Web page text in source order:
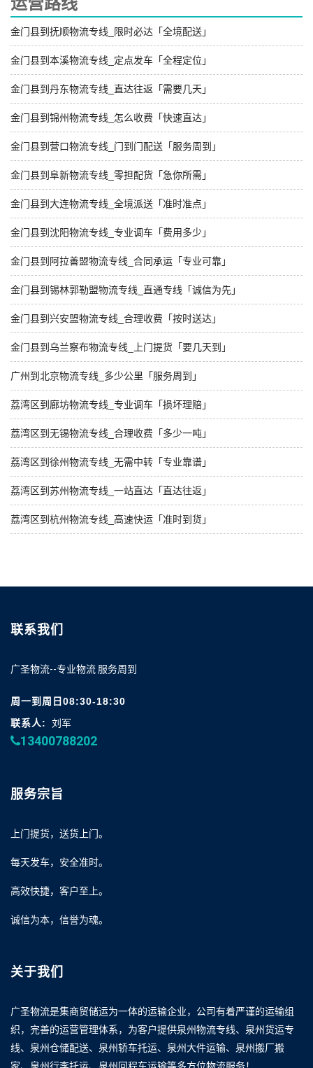
金门县到抚顺物流专线_限时必达「全境配送」
金门县到本溪物流专线_定点发车「全程定位」
金门县到丹东物流专线_直达往返「需要几天」
金门县到锦州物流专线_怎么收费「快速直达」
金门县到营口物流专线_门到门配送「服务周到」
金门县到阜新物流专线_零担配货「急你所需」
金门县到大连物流专线_全境派送「准时准点」
金门县到沈阳物流专线_专业调车「费用多少」
金门县到阿拉善盟物流专线_合同承运「专业可靠」
金门县到锡林郭勒盟物流专线_直通专线「诚信为先」
金门县到兴安盟物流专线_合理收费「按时送达」
金门县到乌兰察布物流专线_上门提货「要几天到」
广州到北京物流专线_多少公里「服务周到」
荔湾区到廊坊物流专线_专业调车「损坏理赔」
荔湾区到无锡物流专线_合理收费「多少一吨」
荔湾区到徐州物流专线_无需中转「专业靠谱」
荔湾区到苏州物流专线_一站直达「直达往返」
荔湾区到杭州物流专线_高速快运「准时到货」
联系我们
广圣物流--专业物流 服务周到
周一到周日08:30-18:30
联系人:
刘军
13400788202
服务宗旨
上门提货，送货上门。
每天发车，安全准时。
高效快捷，客户至上。
诚信为本，信誉为魂。
关于我们
广圣物流是集商贸储运为一体的运输企业，公司有着严谨的运输组
织，完善的运营管理体系，为客户提供泉州物流专线、泉州货运专
线、泉州仓储配送、泉州轿车托运、泉州大件运输、泉州搬厂搬